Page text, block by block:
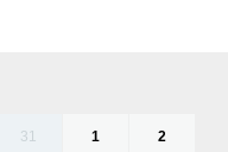
31 1 2